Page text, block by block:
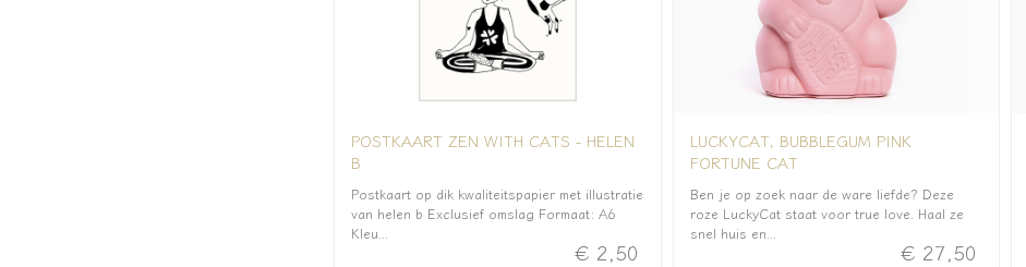
POSTKAART ZEN WITH CATS - HELEN
B
Postkaart op dik kwaliteitspapier met illustratie
van helen b Exclusief omslag Formaat: A6
Kleu...
€ 2,50
LUCKYCAT, BUBBLEGUM PINK
FORTUNE CAT
Ben je op zoek naar de ware liefde? Deze
roze LuckyCat staat voor true love. Haal ze
snel huis en...
€ 27,50